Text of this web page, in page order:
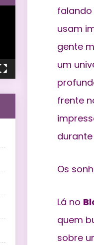
falando
usam
gente
um
frente
Os
Lá no
quem
sobre